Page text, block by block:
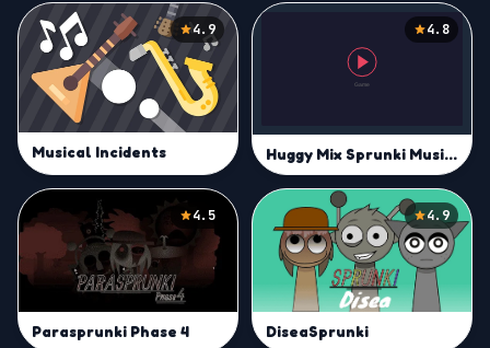
4.9
Musical Incidents
4.8
Huggy Mix Sprunki Music Box
4.5
Parasprunki Phase 4
4.9
DiseaSprunki